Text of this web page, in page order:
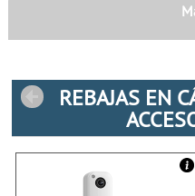
REBAJAS EN